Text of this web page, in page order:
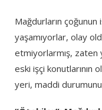
Mağdurların
yaşamıyorlar, olay
etmiyorlarmış, zaten
eski işçi konutlarının
yeri, maddi